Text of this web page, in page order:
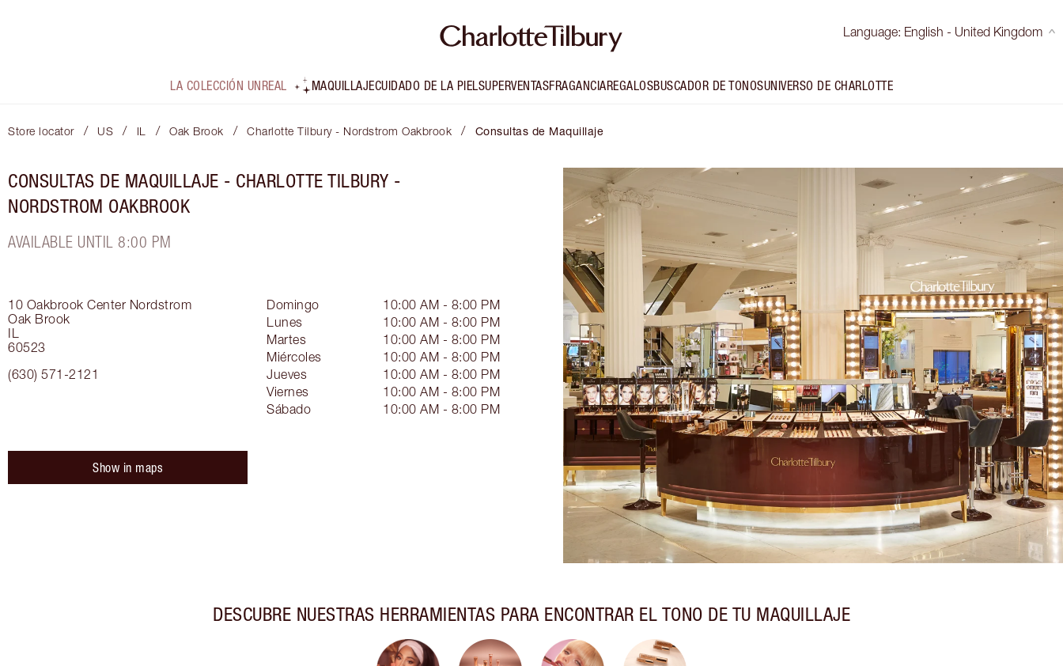
Language: English - United Kingdom
LA COLECCIÓN UNREAL MAQUILLAJECUIDADO DE LA PIELSUPERVENTASFRAGANCIAREGALOSBUSCADOR DE TONOSUNIVERSO DE CHARLOTTE
Store locator / US / IL / Oak Brook / Charlotte Tilbury - Nordstrom Oakbrook / Consultas de Maquillaje
CONSULTAS DE MAQUILLAJE - CHARLOTTE TILBURY -
NORDSTROM OAKBROOK
AVAILABLE UNTIL 8:00 PM
10 Oakbrook Center Nordstrom
Oak Brook
IL
60523
(630) 571-2121
Domingo
10:00 AM - 8:00 PM
Lunes
10:00 AM - 8:00 PM
Martes
10:00 AM - 8:00 PM
Miércoles
10:00 AM - 8:00 PM
Jueves
10:00 AM - 8:00 PM
Viernes
10:00 AM - 8:00 PM
Sábado
10:00 AM - 8:00 PM
Show in maps
DESCUBRE NUESTRAS HERRAMIENTAS PARA ENCONTRAR EL TONO DE TU MAQUILLAJE